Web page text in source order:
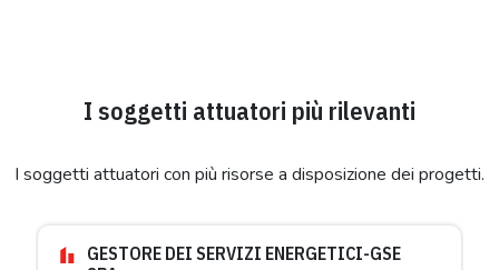
I soggetti attuatori più rilevanti
I soggetti attuatori con più risorse a disposizione dei progetti.
GESTORE DEI SERVIZI ENERGETICI-GSE